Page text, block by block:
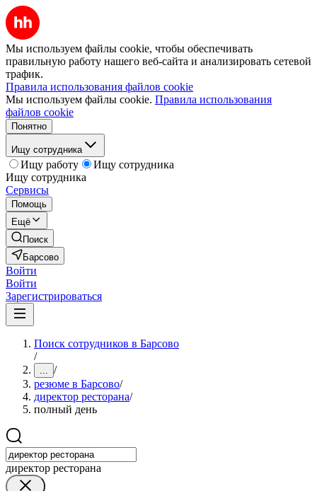
Мы используем файлы cookie, чтобы обеспечивать
правильную работу нашего веб-сайта и анализировать сетевой
трафик.
Правила использования файлов cookie
Мы используем файлы cookie. Правила использования
файлов cookie
Понятно
Ищу сотрудника
Ищу работу
Ищу сотрудника
Ищу сотрудника
Сервисы
Помощь
Ещё
Поиск
Барсово
Войти
Войти
Зарегистрироваться
Поиск сотрудников в Барсово
/
... /
резюме в Барсово/
директор ресторана/
полный день
директор ресторана